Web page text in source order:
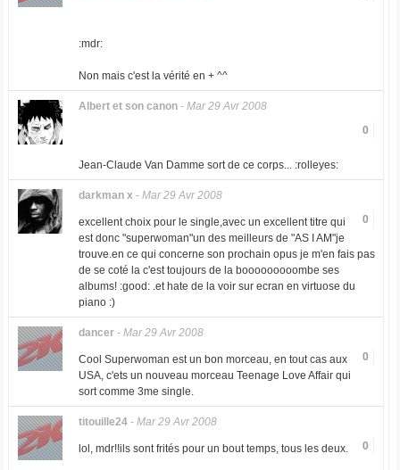
:mdr:
Non mais c'est la vérité en + ^^
Albert et son canon- Mar 29 Avr 2008
0
Jean-Claude Van Damme sort de ce corps... :rolleyes:
darkman x - Mar 29 Avr 2008
0
excellent choix pour le single,avec un excellent titre qui
est donc "superwoman"un des meilleurs de "AS I AM"je
trouve.en ce qui concerne son prochain opus je m'en fais pas
de se coté la c'est toujours de la booooooooombe ses
albums! :good: .et hate de la voir sur ecran en virtuose du
piano :)
dancer- Mar 29 Avr 2008
0
Cool Superwoman est un bon morceau, en tout cas aux
USA, c'ets un nouveau morceau Teenage Love Affair qui
sort comme 3me single.
titouille24- Mar 29 Avr 2008
0
lol, mdr!!ils sont frités pour un bout temps, tous les deux.